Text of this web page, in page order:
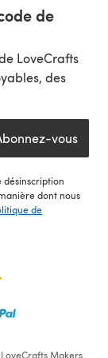
de
LoveCrafts
des
vous
désinscription
dont nous
de
Makers